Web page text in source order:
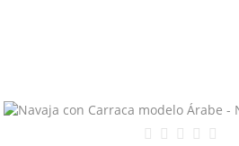
productos en su lista de deseos.